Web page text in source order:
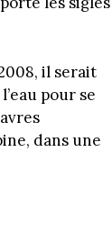
il serait
pour se
dans une